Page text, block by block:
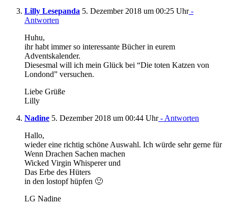
Lilly Lesepanda 5. Dezember 2018 um 00:25 Uhr-
Antworten
Huhu,
ihr habt immer so interessante Bücher in eurem
Adventskalender.
Diesesmal will ich mein Glück bei “Die toten Katzen von
Londond” versuchen.
Liebe Grüße
Lilly
Nadine 5. Dezember 2018 um 00:44 Uhr- Antworten
Hallo,
wieder eine richtig schöne Auswahl. Ich würde sehr gerne für
Wenn Drachen Sachen machen
Wicked Virgin Whisperer und
Das Erbe des Hüters
in den lostopf hüpfen 🙂
LG Nadine